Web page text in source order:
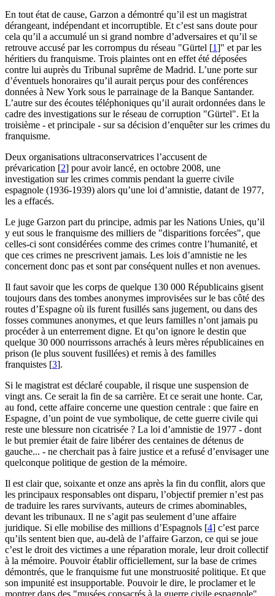
En tout état de cause, Garzon a démontré qu’il est un magistrat
dérangeant, indépendant et incorruptible. Et c’est sans doute pour
cela qu’il a accumulé un si grand nombre d’adversaires et qu’il se
retrouve accusé par les corrompus du réseau "Gürtel [1]" et par les
héritiers du franquisme. Trois plaintes ont en effet été déposées
contre lui auprès du Tribunal suprême de Madrid. L’une porte sur
d’éventuels honoraires qu’il aurait perçus pour des conférences
données à New York sous le parrainage de la Banque Santander.
L’autre sur des écoutes téléphoniques qu’il aurait ordonnées dans le
cadre des investigations sur le réseau de corruption "Gürtel". Et la
troisième - et principale - sur sa décision d’enquêter sur les crimes du
franquisme.
Deux organisations ultraconservatrices l’accusent de
prévarication [2] pour avoir lancé, en octobre 2008, une
investigation sur les crimes commis pendant la guerre civile
espagnole (1936-1939) alors qu’une loi d’amnistie, datant de 1977,
les a effacés.
Le juge Garzon part du principe, admis par les Nations Unies, qu’il
y eut sous le franquisme des milliers de "disparitions forcées", que
celles-ci sont considérées comme des crimes contre l’humanité, et
que ces crimes ne prescrivent jamais. Les lois d’amnistie ne les
concernent donc pas et sont par conséquent nulles et non avenues.
Il faut savoir que les corps de quelque 130 000 Républicains gisent
toujours dans des tombes anonymes improvisées sur le bas côté des
routes d’Espagne où ils furent fusillés sans jugement, ou dans des
fosses communes anonymes, et que leurs familles n’ont jamais pu
procéder à un enterrement digne. Et qu’on ignore le destin que
quelque 30 000 nourrissons arrachés à leurs mères républicaines en
prison (le plus souvent fusillées) et remis à des familles
franquistes [3].
Si le magistrat est déclaré coupable, il risque une suspension de
vingt ans. Ce serait la fin de sa carrière. Et ce serait une honte. Car,
au fond, cette affaire concerne une question centrale : que faire en
Espagne, d’un point de vue symbolique, de cette guerre civile qui
reste une blessure non cicatrisée ? La loi d’amnistie de 1977 - dont
le but premier était de faire libérer des centaines de détenus de
gauche... - ne cherchait pas à faire justice et a refusé d’envisager une
quelconque politique de gestion de la mémoire.
Il est clair que, soixante et onze ans après la fin du conflit, alors que
les principaux responsables ont disparu, l’objectif premier n’est pas
de traduire les rares survivants, auteurs de crimes abominables,
devant les tribunaux. Il ne s’agit pas seulement d’une affaire
juridique. Si elle mobilise des millions d’Espagnols [4] c’est parce
qu’ils sentent bien que, au-delà de l’affaire Garzon, ce qui se joue
c’est le droit des victimes a une réparation morale, leur droit collectif
à la mémoire. Pouvoir établir officiellement, sur la base de crimes
démontrés, que le franquisme fut une monstruosité politique. Et que
son impunité est insupportable. Pouvoir le dire, le proclamer et le
montrer dans des "musées consacrés à la guerre civile espagnole",